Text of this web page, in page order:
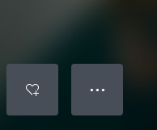
● ● ●